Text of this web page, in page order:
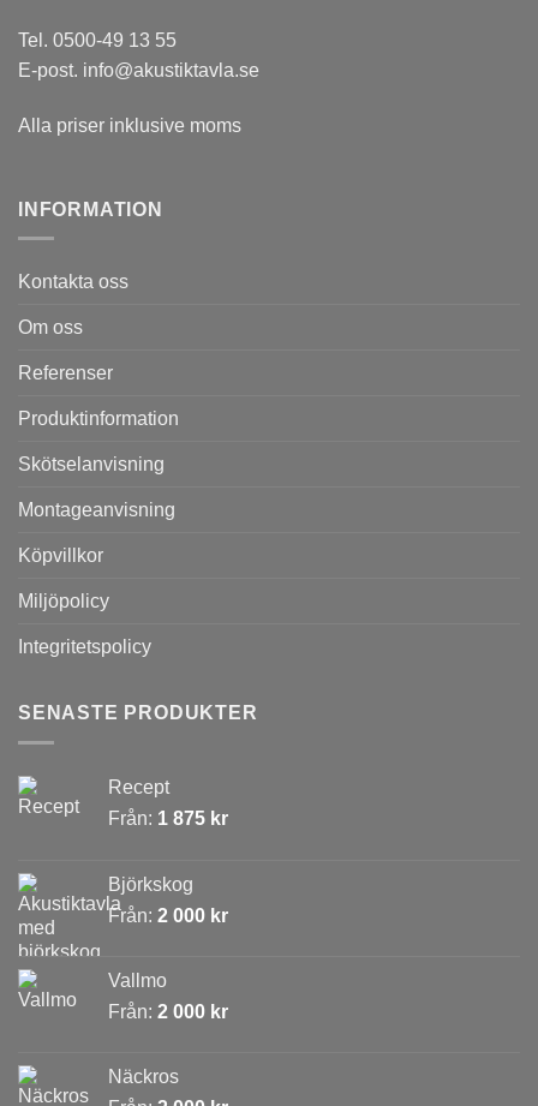
Tel. 0500-49 13 55
E-post. info@akustiktavla.se
Alla priser inklusive moms
INFORMATION
Kontakta oss
Om oss
Referenser
Produktinformation
Skötselanvisning
Montageanvisning
Köpvillkor
Miljöpolicy
Integritetspolicy
SENASTE PRODUKTER
Recept
Från: 1 875 kr
Björkskog
Från: 2 000 kr
Vallmo
Från: 2 000 kr
Näckros